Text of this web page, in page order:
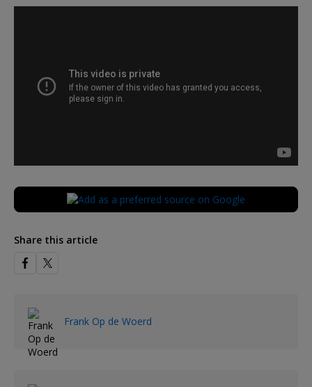
Share this article
Frank Op de Woerd